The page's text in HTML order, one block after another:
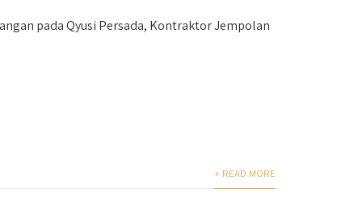
pada Qyusi Persada, Kontraktor Jempolan
+ READ MORE